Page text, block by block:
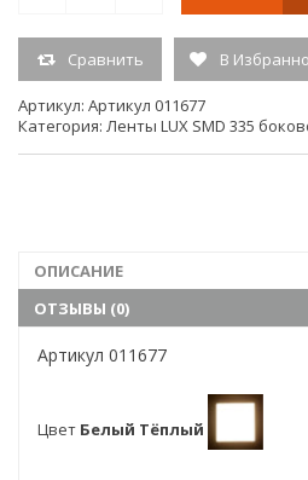
Размеры, ширина 8 мм
Индекс цветопередачи, CRI(Ra) >85
Потребляемая мощность min-max:
Сравнить В
Артикул: Артикул 011677
Категория: Ленты LUX SMD 335
ОПИСАНИЕ
ОТЗЫВЫ (0)
Артикул 011677
Цвет Белый Тёплый